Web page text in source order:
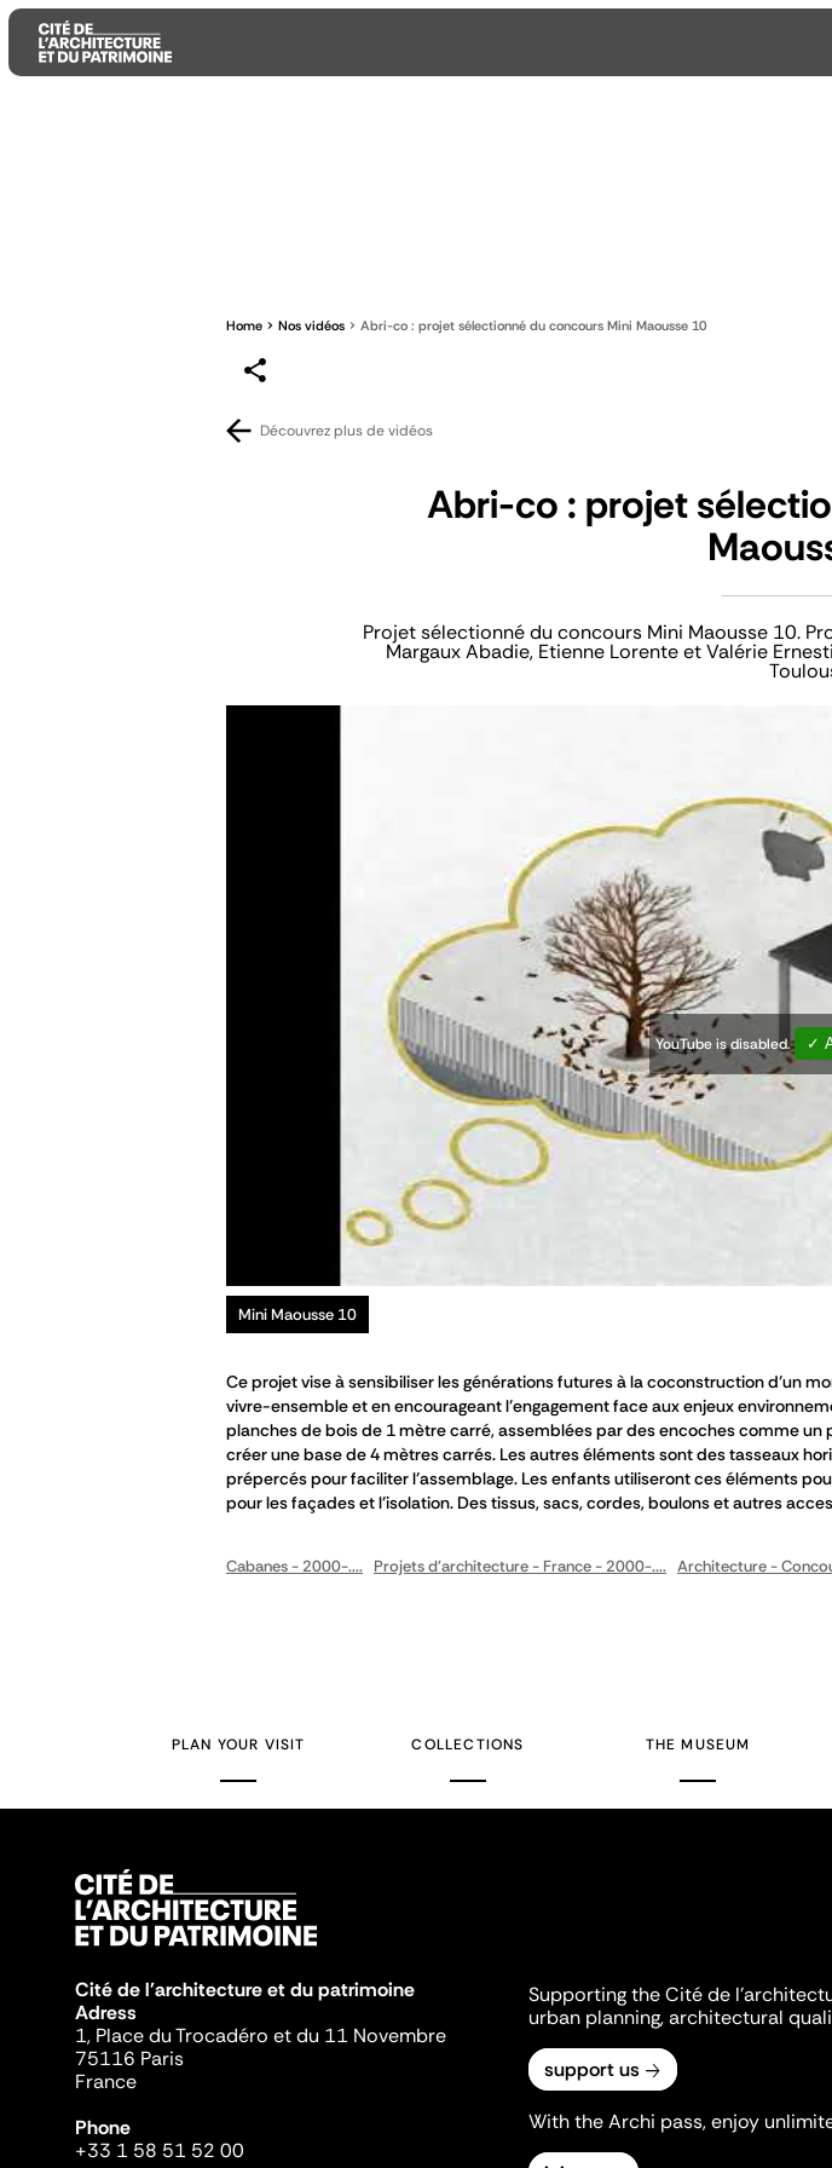
Home Nos vidéos Abri-co : projet sélectionné du concours Mini Maousse 10
Découvrez plus de vidéos
Abri-co : projet
Projet sélectionné du concours Mini Maousse 10.
Margaux Abadie, Etienne Lorente et Valérie
YouTube is disabled. ✓
Mini Maousse 10
Ce projet vise à sensibiliser les générations futures à la coconstruction d’un
vivre-ensemble et en encourageant l’engagement face aux enjeux
planches de bois de 1 mètre carré, assemblées par des encoches comme
créer une base de 4 mètres carrés. Les autres éléments sont des tasseaux
prépercés pour faciliter l’assemblage. Les enfants utiliseront ces éléments
pour les façades et l’isolation. Des tissus, sacs, cordes, boulons et autres
Cabanes - 2000-.... Projets d'architecture - France - 2000-.... Architecture -
PLAN YOUR VISIT COLLECTIONS THE MUSEUM
Cité de l'architecture et du patrimoine
Adress
1, Place du Trocadéro et du 11 Novembre
75116 Paris
France
Phone
+33 1 58 51 52 00
Supporting the Cité de
urban planning, architectural
support us
With the Archi pass, enjoy